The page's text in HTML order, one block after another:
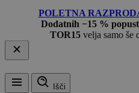
POLETNA
Dodatnih −15 %
TOR15 velja samo še
Išči